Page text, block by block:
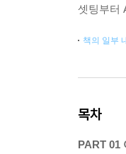
셋팅부터
책의 일부
목차
PART 01